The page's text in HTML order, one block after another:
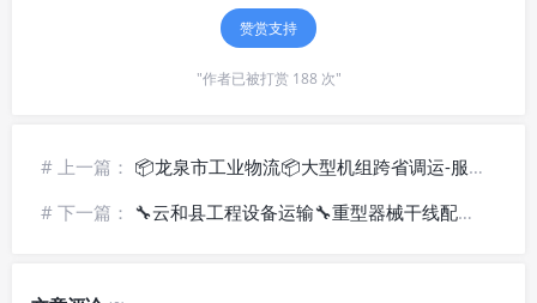
赞赏支持
"作者已被打赏 188 次"
# 上一篇： 📦龙泉市工业物流📦大型机组跨省调运-服务周全
# 下一篇： 🔧云和县工程设备运输🔧重型器械干线配送-省心靠谱